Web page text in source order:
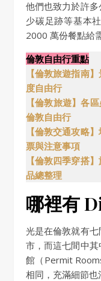
他們也致力於許
少碳足跡等基本
2000 萬份餐點給
倫敦自由行重點
【倫敦旅遊指南
度自由行
【倫敦旅遊】各
倫敦自由行
【倫敦交通攻略
票與注意事項
【倫敦四季穿搭
品總整理
哪裡有
光是在倫敦就有
市，而這七間中
館（Permit
相同，充滿細節也